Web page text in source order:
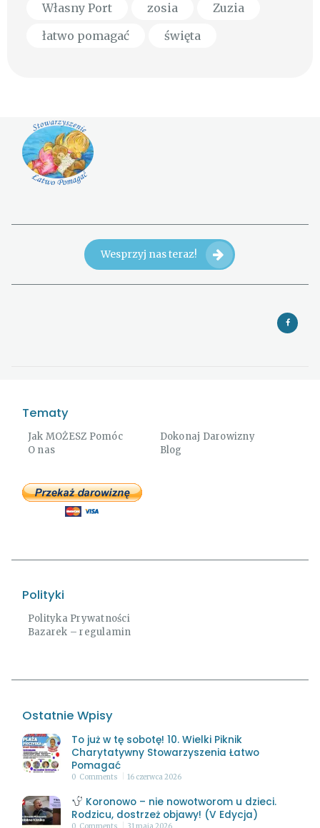
Własny Port
zosia
Zuzia
łatwo pomagać
święta
Wesprzyj nas teraz!
Tematy
Jak MOŻESZ Pomóc
Dokonaj Darowizny
O nas
Blog
Polityki
Polityka Prywatności
Bazarek – regulamin
Ostatnie Wpisy
To już w tę sobotę! 10. Wielki Piknik
Charytatywny Stowarzyszenia Łatwo
Pomagać
0 Comments 16 czerwca 2026
Koronowo – nie nowotworom u dzieci.
Rodzicu, dostrzeż objawy! (V Edycja)